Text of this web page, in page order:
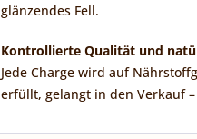
glänzendes Fell.
Kontrollierte Qualität und
Jede Charge wird auf
erfüllt, gelangt in den Verkauf